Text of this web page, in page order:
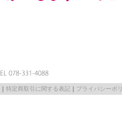
｜ 特定商取引に関する表記 ｜ プライバシーポ